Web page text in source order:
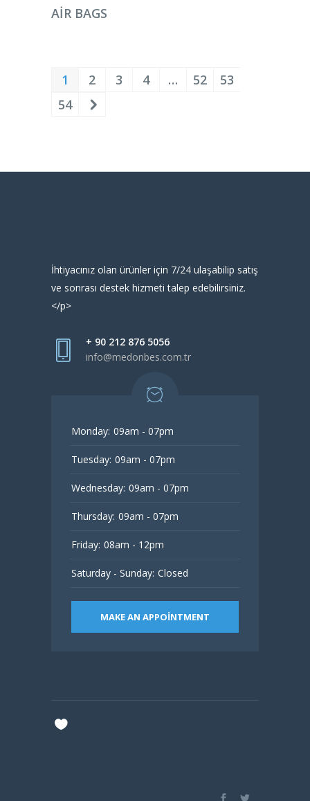
DEVAMINI OKU
AIR BAGS
1 2 3 4 … 52
53
54
İhtiyacınız olan ürünler için 7/24 ulaşabilip satış
ve sonrası destek hizmeti talep edebilirsiniz.
</p>
+ 90 212 876 5056
info@medonbes.com.tr
Monday: 09am - 07pm
Tuesday: 09am - 07pm
Wednesday: 09am - 07pm
Thursday: 09am - 07pm
Friday: 08am - 12pm
Saturday - Sunday: Closed
MAKE AN APPOINTMENT